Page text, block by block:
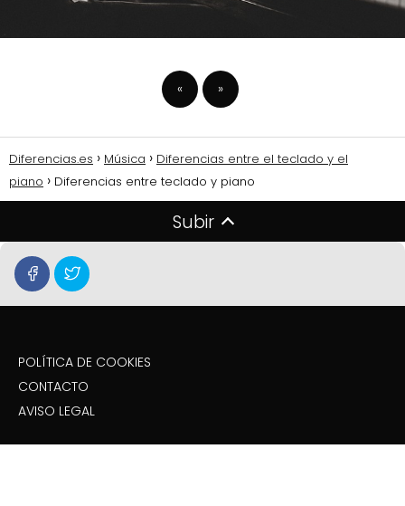
« »
Diferencias.es Música
Diferencias entre el teclado y el
piano
Diferencias entre teclado y piano
Subir
POLÍTICA DE COOKIES
CONTACTO
AVISO LEGAL